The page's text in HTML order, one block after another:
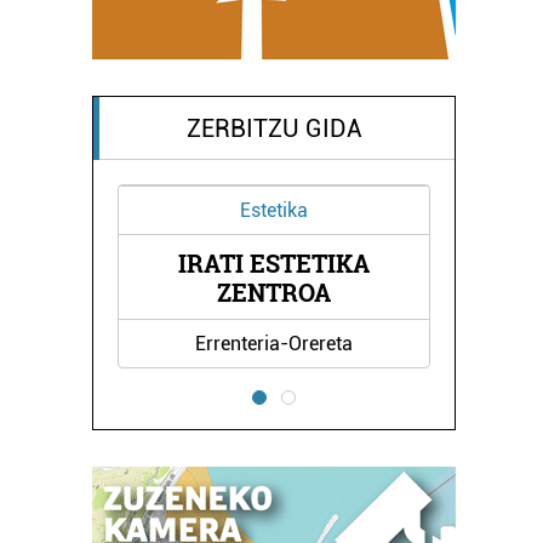
ZERBITZU GIDA
IRATI ESTETIKA